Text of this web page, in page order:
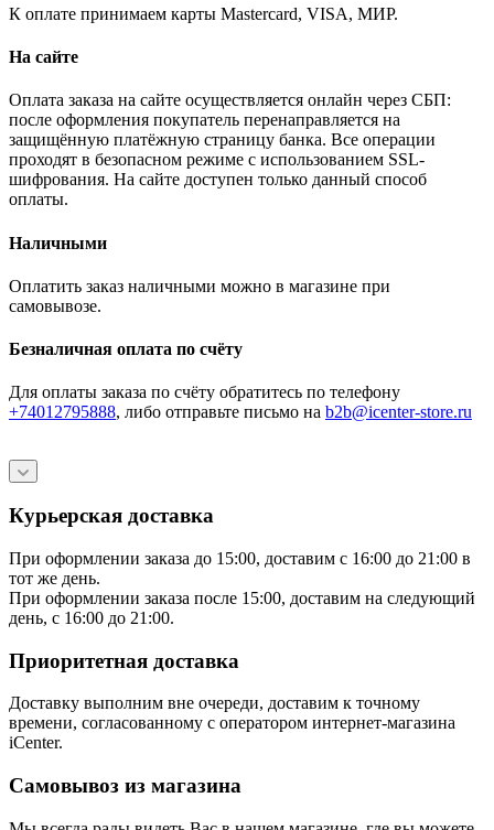
К оплате принимаем карты Mastercard, VISA, МИР.
На сайте
Оплата заказа на сайте осуществляется онлайн через СБП:
после оформления покупатель перенаправляется на
защищённую платёжную страницу банка. Все операции
проходят в безопасном режиме с использованием SSL-
шифрования. На сайте доступен только данный способ
оплаты.
Наличными
Оплатить заказ наличными можно в магазине при
самовывозе.
Безналичная оплата по счёту
Для оплаты заказа по счёту обратитесь по телефону
+74012795888, либо отправьте письмо на b2b@icenter-store.ru
Курьерская доставка
При оформлении заказа до 15:00, доставим с 16:00 до 21:00 в
тот же день.
При оформлении заказа после 15:00, доставим на следующий
день, с 16:00 до 21:00.
Приоритетная доставка
Доставку выполним вне очереди, доставим к точному
времени, согласованному с оператором интернет-магазина
iCenter.
Самовывоз из магазина